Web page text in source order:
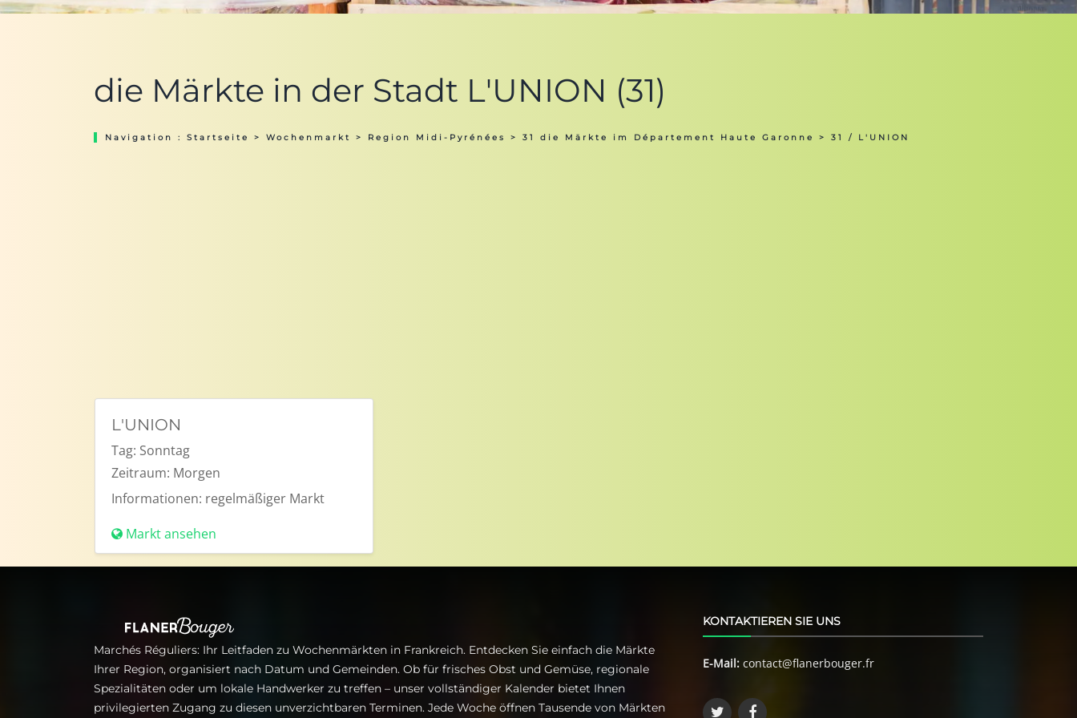
die Märkte in der Stadt L'UNION (31)
Navigation : Startseite > Wochenmarkt > Region Midi-Pyrénées > 31 die Märkte im Département Haute Garonne > 31 / L'UNION
L'UNION
Tag: Sonntag
Zeitraum: Morgen
Informationen: regelmäßiger Markt
Markt ansehen
Marchés Réguliers: Ihr Leitfaden zu Wochenmärkten in Frankreich. Entdecken Sie einfach die Märkte
Ihrer Region, organisiert nach Datum und Gemeinden. Ob für frisches Obst und Gemüse, regionale
Spezialitäten oder um lokale Handwerker zu treffen – unser vollständiger Kalender bietet Ihnen
privilegierten Zugang zu diesen unverzichtbaren Terminen. Jede Woche öffnen Tausende von Märkten
KONTAKTIEREN SIE UNS
E-Mail: contact@flanerbouger.fr